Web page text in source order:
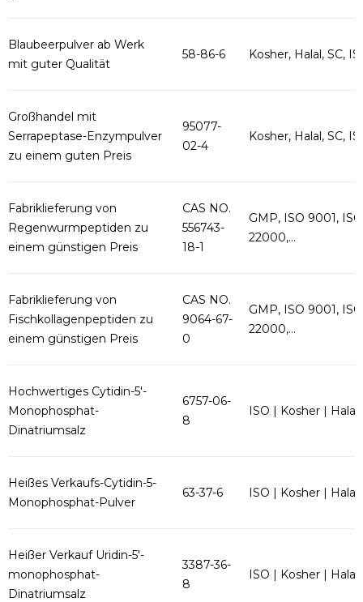
Blaubeerpulver ab Werk
mit guter Qualität
58-86-6 Kosher, Halal, SC,
Großhandel mit
Serrapeptase-Enzympulver
zu einem guten Preis
95077-
02-4
Kosher, Halal, SC,
Fabriklieferung von
Regenwurmpeptiden zu
einem günstigen Preis
CAS NO.
556743-
18-1
GMP, ISO 9001, ISO
22000,...
Fabriklieferung von
Fischkollagenpeptiden zu
einem günstigen Preis
CAS NO.
9064-67-
0
GMP, ISO 9001, ISO
22000,...
Hochwertiges Cytidin-5'-
Monophosphat-
Dinatriumsalz
6757-06-
8
ISO | Kosher | Halal
Heißes Verkaufs-Cytidin-5-
Monophosphat-Pulver
63-37-6 ISO | Kosher | Halal
Heißer Verkauf Uridin-5'-
monophosphat-
Dinatriumsalz
3387-36-
8
ISO | Kosher | Halal